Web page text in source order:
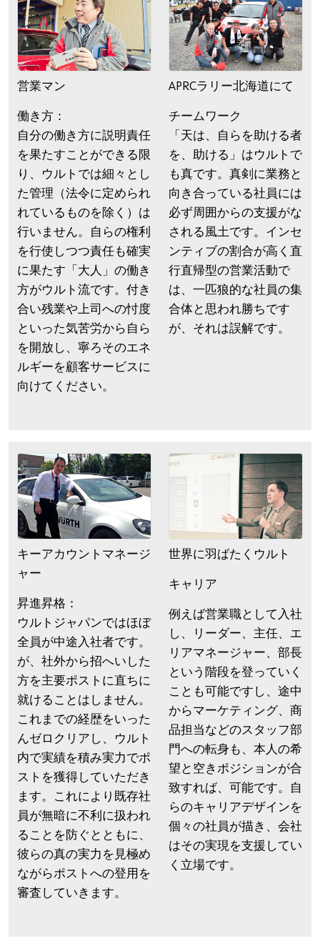
営業マン
働き方：
自分の働き方に説明責任
を果たすことができる限
り、ウルトでは細々とし
た管理（法令に定められ
れているものを除く）は
行いません。自らの権利
を行使しつつ責任も確実
に果たす「大人」の働き
方がウルト流です。付き
合い残業や上司への忖度
といった気苦労から自ら
を開放し、寧ろそのエネ
ルギーを顧客サービスに
向けてください。
APRCラリー北海道にて
チームワーク
「天は、自らを助ける者
を、助ける」はウルトで
も真です。真剣に業務と
向き合っている社員には
必ず周囲からの支援がな
される風土です。インセ
ンティブの割合が高く直
行直帰型の営業活動で
は、一匹狼的な社員の集
合体と思われ勝ちです
が、それは誤解です。
キーアカウントマネージ
ャー
昇進昇格：
ウルトジャパンではほぼ
全員が中途入社者です。
が、社外から招へいした
方を主要ポストに直ちに
就けることはしません。
これまでの経歴をいった
んゼロクリアし、ウルト
内で実績を積み実力でポ
ストを獲得していただき
ます。これにより既存社
員が無暗に不利に扱われ
ることを防ぐとともに、
彼らの真の実力を見極め
ながらポストへの登用を
審査していきます。
世界に羽ばたくウルト
キャリア
例えば営業職として入社
し、リーダー、主任、エ
リアマネージャー、部長
という階段を登っていく
ことも可能ですし、途中
からマーケティング、商
品担当などのスタッフ部
門への転身も、本人の希
望と空きポジションが合
致すれば、可能です。自
らのキャリアデザインを
個々の社員が描き、会社
はその実現を支援してい
く立場です。